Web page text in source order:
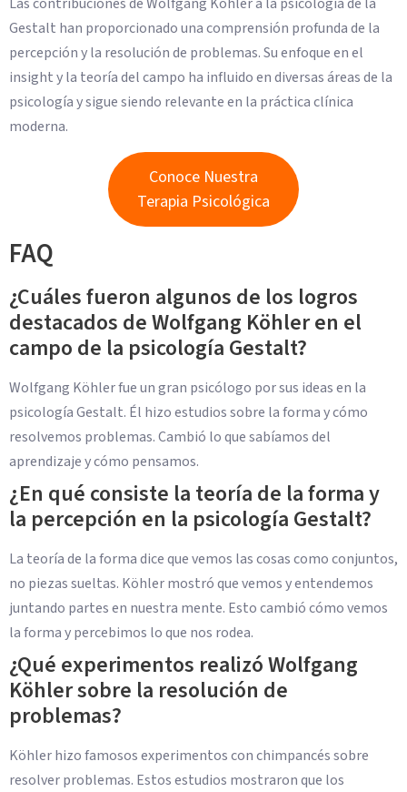
Gestalt han proporcionado una comprensión profunda de la
percepción y la resolución de problemas. Su enfoque en el
insight y la teoría del campo ha influido en diversas áreas de la
psicología y sigue siendo relevante en la práctica clínica
moderna.
Conoce Nuestra
Terapia Psicológica
FAQ
¿Cuáles fueron algunos de los logros
destacados de Wolfgang Köhler en el
campo de la psicología Gestalt?
Wolfgang Köhler fue un gran psicólogo por sus ideas en la
psicología Gestalt. Él hizo estudios sobre la forma y cómo
resolvemos problemas. Cambió lo que sabíamos del
aprendizaje y cómo pensamos.
¿En qué consiste la teoría de la forma y
la percepción en la psicología Gestalt?
La teoría de la forma dice que vemos las cosas como conjuntos,
no piezas sueltas. Köhler mostró que vemos y entendemos
juntando partes en nuestra mente. Esto cambió cómo vemos
la forma y percebimos lo que nos rodea.
¿Qué experimentos realizó Wolfgang
Köhler sobre la resolución de
problemas?
Köhler hizo famosos experimentos con chimpancés sobre
resolver problemas. Estos estudios mostraron que los